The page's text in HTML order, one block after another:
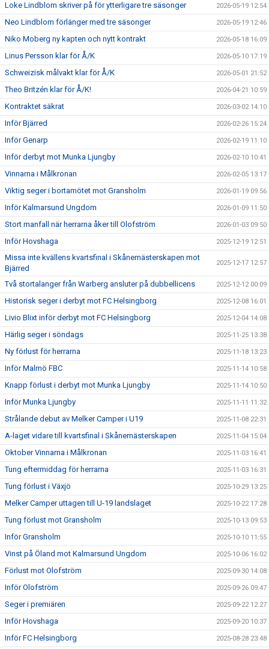
Loke Lindblom skriver på för ytterligare tre säsonger 2026-05-19 12:54
Neo Lindblom förlänger med tre säsonger 2026-05-19 12:46
Niko Moberg ny kapten och nytt kontrakt 2026-05-18 16:09
Linus Persson klar för Å/K 2026-05-10 17:19
Schweizisk målvakt klar för Å/K 2026-05-01 21:52
Theo Britzén klar för Å/K! 2026-04-21 10:59
Kontraktet säkrat 2026-03-02 14:10
Inför Bjärred 2026-02-26 15:24
Inför Genarp 2026-02-19 11:10
Inför derbyt mot Munka Ljungby 2026-02-10 10:41
Vinnarna i Målkronan 2026-02-05 13:17
Viktig seger i bortamötet mot Gransholm 2026-01-19 09:56
Inför Kalmarsund Ungdom 2026-01-09 11:50
Stort manfall när herrarna åker till Olofström 2026-01-03 09:50
Inför Hovshaga 2025-12-19 12:51
Missa inte kvällens kvartsfinal i Skånemästerskapen mot
Bjärred
2025-12-17 12:57
Två stortalanger från Warberg ansluter på dubbellicens 2025-12-12 00:09
Historisk seger i derbyt mot FC Helsingborg 2025-12-08 16:01
Livio Blixt inför derbyt mot FC Helsingborg 2025-12-04 14:08
Härlig seger i söndags 2025-11-25 13:38
Ny förlust för herrarna 2025-11-18 13:23
Inför Malmö FBC 2025-11-14 10:58
Knapp förlust i derbyt mot Munka Ljungby 2025-11-14 10:50
Inför Munka Ljungby 2025-11-11 11:32
Strålande debut av Melker Camper i U19 2025-11-08 22:31
A-laget vidare till kvartsfinal i Skånemästerskapen 2025-11-04 15:04
Oktober Vinnarna i Målkronan 2025-11-03 16:41
Tung eftermiddag för herrarna 2025-11-03 16:31
Tung förlust i Växjö 2025-10-29 13:25
Melker Camper uttagen till U-19 landslaget 2025-10-22 17:28
Tung förlust mot Gransholm 2025-10-13 09:53
Inför Gransholm 2025-10-10 11:55
Vinst på Öland mot Kalmarsund Ungdom 2025-10-06 16:02
Förlust mot Olofström 2025-09-30 14:08
Inför Olofström 2025-09-26 09:47
Seger i premiären 2025-09-22 12:27
Inför Hovshaga 2025-09-20 10:37
Inför FC Helsingborg 2025-08-28 23:48